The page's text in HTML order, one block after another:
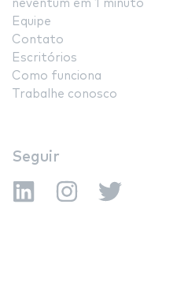
neventum em 1 minuto
Equipe
Contato
Escritórios
Como funciona
Trabalhe conosco
Seguir